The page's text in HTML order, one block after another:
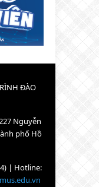
ĐÀO
Nguyễn
phố Hồ
| Hotline: